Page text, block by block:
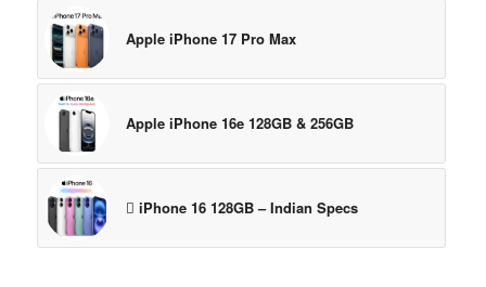
Apple iPhone 17 Pro Max
Apple iPhone 16e 128GB & 256GB
 iPhone 16 128GB – Indian Specs